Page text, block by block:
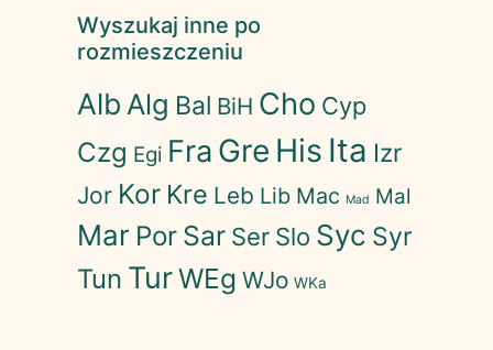
Wyszukaj inne po
rozmieszczeniu
Alb Alg Bal BiH Cho Cyp
Czg Egi Fra Gre His Ita Izr
Jor Kor Kre Leb Lib Mac Mad Mal
Mar Por Sar Ser Slo Syc Syr
Tun TurWEg WJo WKa